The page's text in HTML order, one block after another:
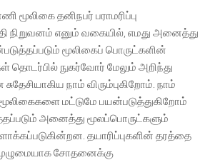
தனிநபர் பராமரிப்பு
நிறுவனம் எனும் வகையில், எமது அனைத்து
மூலிகைப் பொருட்களின்
தொடர்பில் நுகர்வோர் மேலும் அறிந்து
நாம் விரும்புகிறோம். நாம்
மட்டுமே பயன்படுத்துகிறோம்
அனைத்து மூலப்பொருட்களும்
தயாரிப்புகளின் தரத்தை
சோதனைக்கு